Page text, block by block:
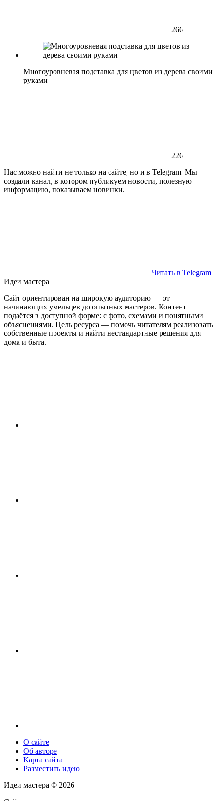
266
Многоуровневая подставка для цветов из дерева своими
руками
226
Нас можно найти не только на сайте, но и в Telegram. Мы
создали канал, в котором публикуем новости, полезную
информацию, показываем новинки.
Читать в Telegram
Идеи мастера
Сайт ориентирован на широкую аудиторию — от
начинающих умельцев до опытных мастеров. Контент
подаётся в доступной форме: с фото, схемами и понятными
объяснениями. Цель ресурса — помочь читателям реализовать
собственные проекты и найти нестандартные решения для
дома и быта.
О сайте
Об авторе
Карта сайта
Разместить идею
Идеи мастера © 2026